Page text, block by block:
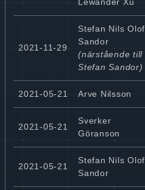
2021-11-29
Stefan Nils Olof
Sandor
(närstående till
Stefan Sandor)
2021-05-21 Arve Nilsson
2021-05-21
Sverker
Göranson
2021-05-21
Stefan Nils Olof
Sandor